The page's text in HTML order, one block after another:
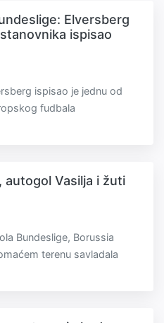
Elversberg
ispisao
ispisao je jednu od
fudbala
autogol Vasilja i žuti
Bundeslige, Borussia
terenu savladala